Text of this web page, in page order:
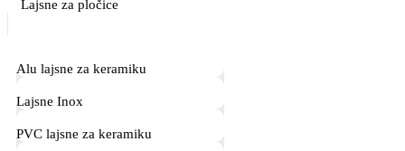
Lajsne za pločice
Alu lajsne za keramiku
Lajsne Inox
PVC lajsne za keramiku